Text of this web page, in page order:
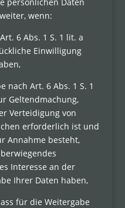
wenn:
6 Abs. 1 S. 1 lit. a
Einwilligung
nach Art. 6 Abs. 1 S. 1
Geltendmachung,
Verteidigung von
erforderlich ist und
Annahme besteht,
Interesse an der
Ihrer Daten haben,
für die Weitergabe